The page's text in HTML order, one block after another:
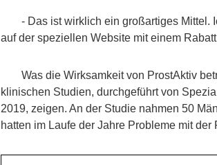
- Das ist wirklich ein großartiges Mittel.
auf der speziellen Website mit einem
Was die Wirksamkeit von ProstAktiv
klinischen Studien, durchgeführt von
2019, zeigen. An der Studie nahmen 50
hatten im Laufe der Jahre Probleme mit